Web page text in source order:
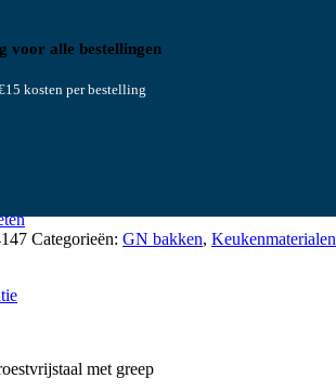
voor alle bestellingen
kosten per bestelling
Categorieën: GN bakken, Keukenmaterialen
met greep